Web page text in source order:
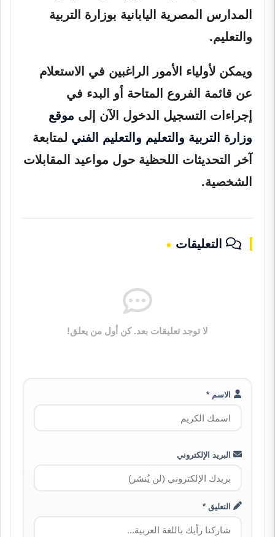
المدارس المصرية اليابانية بوزارة التربية
والتعليم.
ويمكن لأولياء الأمور الراغبين في الاستعلام
عن قائمة الفروع المتاحة أو البدء في
إجراءات التسجيل الدخول الآن إلى موقع
وزارة التربية والتعليم والتعليم الفني لمتابعة
آخر التحديثات اللحظية حول مواعيد المقابلات
الشخصية.
التعليقات
لا توجد تعليقات بعد. كن أول من يعلق!
الاسم *
البريد الإلكتروني
التعليق *